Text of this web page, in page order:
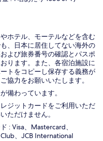
ホテル、モーテルなどを含む
、日本に​居住してない海外の
よび旅券番号の確認とパスポ
ります。また、各宿泊施設に
トをコピーし保存する義務が
協力をお願いいたします。
備わっています。
ジットカードをご利用いただ
ただけません。
: Visa、Mastercard、
、JCB International